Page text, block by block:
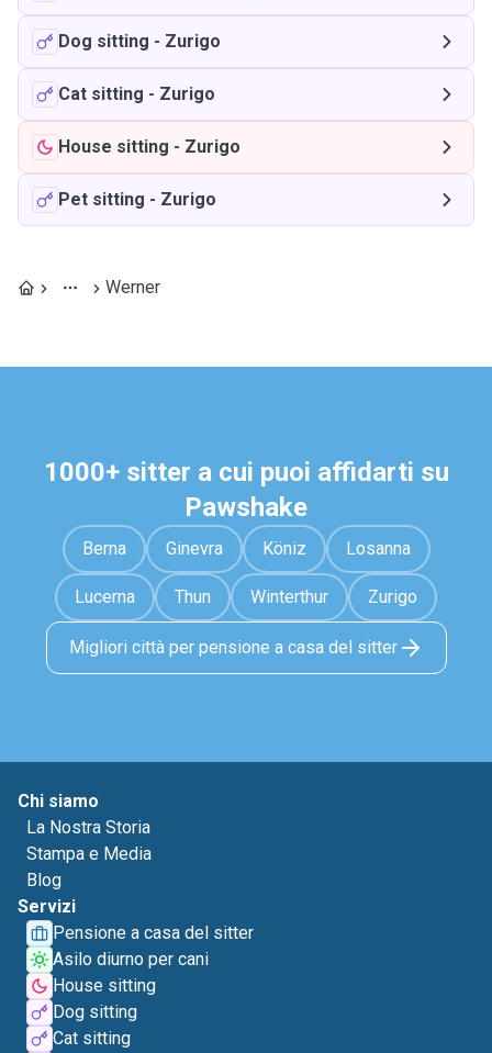
Dog sitting - Zurigo
Cat sitting - Zurigo
House sitting - Zurigo
Pet sitting - Zurigo
Werner
1000+ sitter a cui puoi affidarti su
Pawshake
Berna Ginevra Köniz Losanna
Lucerna Thun Winterthur Zurigo
Migliori città per pensione a casa del sitter
Chi siamo
La Nostra Storia
Stampa e Media
Blog
Servizi
Pensione a casa del sitter
Asilo diurno per cani
House sitting
Dog sitting
Cat sitting